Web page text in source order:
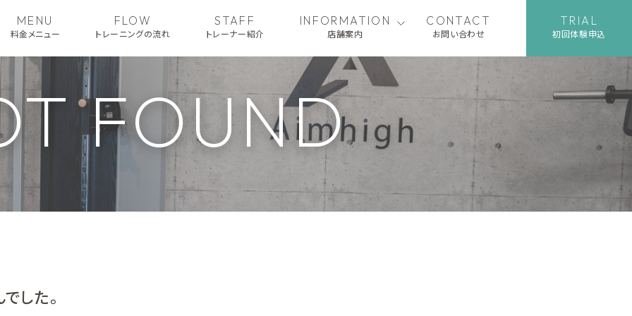
MENU
料金メニュー
FLOW
トレーニングの流れ
STAFF
トレーナー紹介
INFORMATION
店舗案内
CONTACT
お問い合わせ
TRIAL
初回体験申込
FOUND
した。